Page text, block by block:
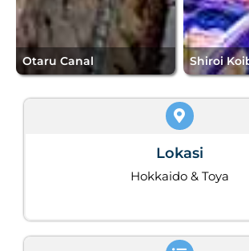
Otaru Canal Shiroi
Lokasi
Hokkaido & Toya